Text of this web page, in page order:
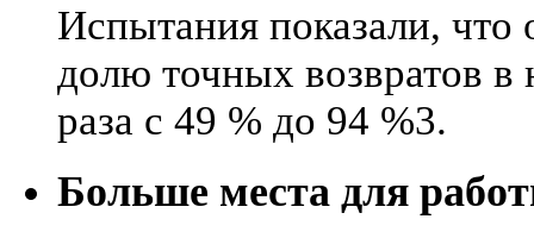
Испытания показали,
долю точных возвратов в
раза с 49 % до 94 %3.
Больше места для